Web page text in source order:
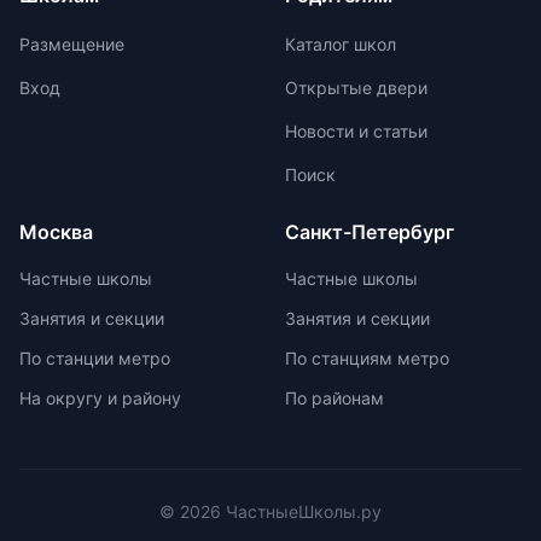
заучиванию `правильных` ответов.
До 2030 года есть достаточно
времени для тщательной
проработки процедуры и нюансов
Размещение
Вход
Каталог школ
Открытые двери
Новости и статьи
Поиск
Москва
Частные школы
Занятия и секции
По станции метро
На округу и району
Санкт-Петербург
Частные школы
Занятия и секции
По станциям метро
По районам
© 2026 ЧастныеШколы.ру